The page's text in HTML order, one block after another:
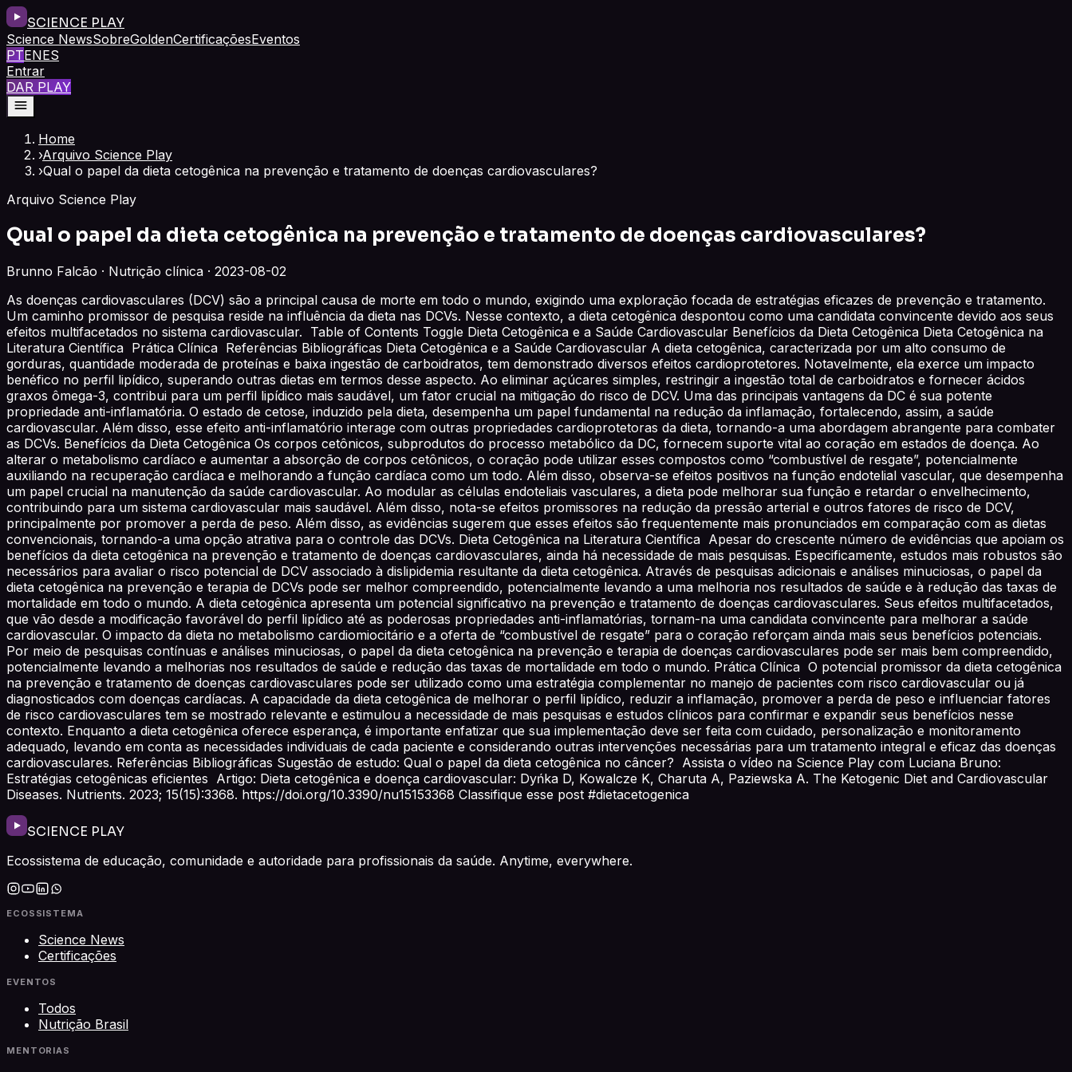
SCIENCE PLAY
Science NewsSobreGoldenCertificaçõesEventos
PTENES
Entrar
DAR PLAY
Home
›Arquivo Science Play
›Qual o papel da dieta cetogênica na prevenção e tratamento de doenças cardiovasculares?
Arquivo Science Play
Qual o papel da dieta cetogênica na prevenção e tratamento de doenças cardiovasculares?
Brunno Falcão · Nutrição clínica · 2023-08-02
As doenças cardiovasculares (DCV) são a principal causa de morte em todo o mundo, exigindo uma exploração focada de estratégias eficazes de prevenção e tratamento.
Um caminho promissor de pesquisa reside na influência da dieta nas DCVs. Nesse contexto, a dieta cetogênica despontou como uma candidata convincente devido aos seus
efeitos multifacetados no sistema cardiovascular. Table of Contents Toggle Dieta Cetogênica e a Saúde Cardiovascular Benefícios da Dieta Cetogênica Dieta Cetogênica na
Literatura Científica Prática Clínica Referências Bibliográficas Dieta Cetogênica e a Saúde Cardiovascular A dieta cetogênica, caracterizada por um alto consumo de
gorduras, quantidade moderada de proteínas e baixa ingestão de carboidratos, tem demonstrado diversos efeitos cardioprotetores. Notavelmente, ela exerce um impacto
benéfico no perfil lipídico, superando outras dietas em termos desse aspecto. Ao eliminar açúcares simples, restringir a ingestão total de carboidratos e fornecer ácidos
graxos ômega-3, contribui para um perfil lipídico mais saudável, um fator crucial na mitigação do risco de DCV. Uma das principais vantagens da DC é sua potente
propriedade anti-inflamatória. O estado de cetose, induzido pela dieta, desempenha um papel fundamental na redução da inflamação, fortalecendo, assim, a saúde
cardiovascular. Além disso, esse efeito anti-inflamatório interage com outras propriedades cardioprotetoras da dieta, tornando-a uma abordagem abrangente para combater
as DCVs. Benefícios da Dieta Cetogênica Os corpos cetônicos, subprodutos do processo metabólico da DC, fornecem suporte vital ao coração em estados de doença. Ao
alterar o metabolismo cardíaco e aumentar a absorção de corpos cetônicos, o coração pode utilizar esses compostos como “combustível de resgate”, potencialmente
auxiliando na recuperação cardíaca e melhorando a função cardíaca como um todo. Além disso, observa-se efeitos positivos na função endotelial vascular, que desempenha
um papel crucial na manutenção da saúde cardiovascular. Ao modular as células endoteliais vasculares, a dieta pode melhorar sua função e retardar o envelhecimento,
contribuindo para um sistema cardiovascular mais saudável. Além disso, nota-se efeitos promissores na redução da pressão arterial e outros fatores de risco de DCV,
principalmente por promover a perda de peso. Além disso, as evidências sugerem que esses efeitos são frequentemente mais pronunciados em comparação com as dietas
convencionais, tornando-a uma opção atrativa para o controle das DCVs. Dieta Cetogênica na Literatura Científica Apesar do crescente número de evidências que apoiam os
benefícios da dieta cetogênica na prevenção e tratamento de doenças cardiovasculares, ainda há necessidade de mais pesquisas. Especificamente, estudos mais robustos são
necessários para avaliar o risco potencial de DCV associado à dislipidemia resultante da dieta cetogênica. Através de pesquisas adicionais e análises minuciosas, o papel da
dieta cetogênica na prevenção e terapia de DCVs pode ser melhor compreendido, potencialmente levando a uma melhoria nos resultados de saúde e à redução das taxas de
mortalidade em todo o mundo. A dieta cetogênica apresenta um potencial significativo na prevenção e tratamento de doenças cardiovasculares. Seus efeitos multifacetados,
que vão desde a modificação favorável do perfil lipídico até as poderosas propriedades anti-inflamatórias, tornam-na uma candidata convincente para melhorar a saúde
cardiovascular. O impacto da dieta no metabolismo cardiomiocitário e a oferta de “combustível de resgate” para o coração reforçam ainda mais seus benefícios potenciais.
Por meio de pesquisas contínuas e análises minuciosas, o papel da dieta cetogênica na prevenção e terapia de doenças cardiovasculares pode ser mais bem compreendido,
potencialmente levando a melhorias nos resultados de saúde e redução das taxas de mortalidade em todo o mundo. Prática Clínica O potencial promissor da dieta cetogênica
na prevenção e tratamento de doenças cardiovasculares pode ser utilizado como uma estratégia complementar no manejo de pacientes com risco cardiovascular ou já
diagnosticados com doenças cardíacas. A capacidade da dieta cetogênica de melhorar o perfil lipídico, reduzir a inflamação, promover a perda de peso e influenciar fatores
de risco cardiovasculares tem se mostrado relevante e estimulou a necessidade de mais pesquisas e estudos clínicos para confirmar e expandir seus benefícios nesse
contexto. Enquanto a dieta cetogênica oferece esperança, é importante enfatizar que sua implementação deve ser feita com cuidado, personalização e monitoramento
adequado, levando em conta as necessidades individuais de cada paciente e considerando outras intervenções necessárias para um tratamento integral e eficaz das doenças
cardiovasculares. Referências Bibliográficas Sugestão de estudo: Qual o papel da dieta cetogênica no câncer? Assista o vídeo na Science Play com Luciana Bruno:
Estratégias cetogênicas eficientes Artigo: Dieta cetogênica e doença cardiovascular: Dyńka D, Kowalcze K, Charuta A, Paziewska A. The Ketogenic Diet and Cardiovascular
Diseases. Nutrients. 2023; 15(15):3368. https://doi.org/10.3390/nu15153368 Classifique esse post #dietacetogenica
SCIENCE PLAY
Ecossistema de educação, comunidade e autoridade para profissionais da saúde. Anytime, everywhere.
ECOSSISTEMA
Science News
Certificações
EVENTOS
Todos
Nutrição Brasil
MENTORIAS